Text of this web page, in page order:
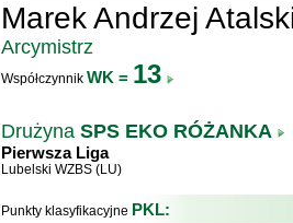
Marek Andrzej
Arcymistrz
Współczynnik WK = 13
Drużyna SPS EKO RÓŻANKA
Pierwsza Liga
Lubelski WZBS (LU)
Punkty klasyfikacyjne PKL: